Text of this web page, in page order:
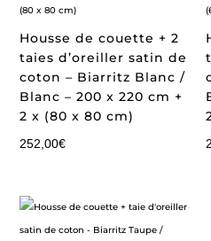
Housse de couette + 2
taies d’oreiller satin de
coton – Biarritz Blanc /
Blanc – 200 x 220 cm +
2 x (80 x 80 cm)
252,00€